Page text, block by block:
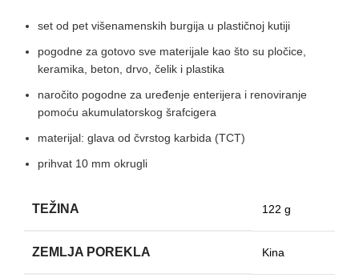
set od pet višenamenskih burgija u plastičnoj kutiji
pogodne za gotovo sve materijale kao što su pločice,
keramika, beton, drvo, čelik i plastika
naročito pogodne za uređenje enterijera i renoviranje
pomoću akumulatorskog šrafcigera
materijal: glava od čvrstog karbida (TCT)
prihvat 10 mm okrugli
TEŽINA 122 g
ZEMLJA POREKLA Kina